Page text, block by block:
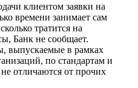
клиентом заявки на
времени занимает сам
тратится на
Банк не сообщает.
выпускаемые в рамках
по стандартам и
отличаются от прочих